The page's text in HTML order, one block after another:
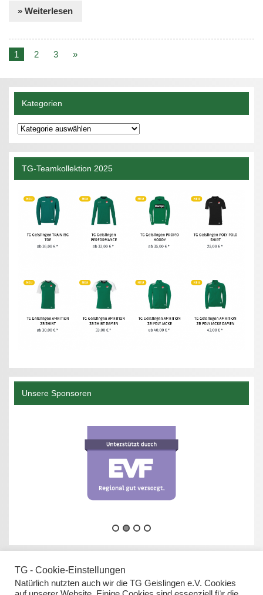
» Weiterlesen
1 2 3 »
Kategorien
Kategorien
TG-Teamkollektion 2025
Unsere Sponsoren
TG - Cookie-Einstellungen
Natürlich nutzten auch wir die TG Geislingen e.V. Cookies